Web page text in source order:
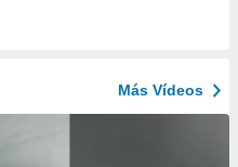
Más Vídeos